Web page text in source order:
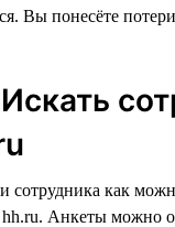
Вы понесёте
сотрудника как
hh.ru‎. Анкеты можно